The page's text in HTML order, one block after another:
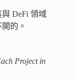
DeFi 領域
的。
Project in